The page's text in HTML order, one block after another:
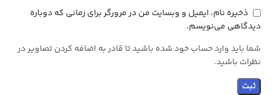
ذخیره نام، ایمیل و وبسایت من در مرورگر برای زمانی که دوباره
دیدگاهی می‌نویسم.
شما باید وارد حساب خود شده باشید تا قادر به اضافه کردن تصاویر در
نظرات باشید.